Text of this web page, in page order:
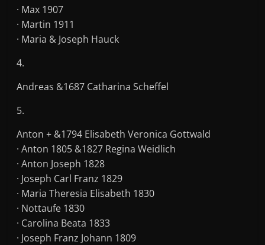
· Max 1907
· Martin 1911
· Maria & Joseph Hauck
4.
Andreas &1687 Catharina Scheffel
5.
Anton + &1794 Elisabeth Veronica Gottwald
· Anton 1805 &1827 Regina Weidlich
· Anton Joseph 1828
· Joseph Carl Franz 1829
· Maria Theresia Elisabeth 1830
· Nottaufe 1830
· Carolina Beata 1833
· Joseph Franz Johann 1809